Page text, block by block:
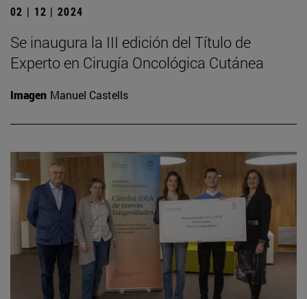
02 | 12 | 2024
Se inaugura la III edición del Título de
Experto en Cirugía Oncológica Cutánea
Imagen Manuel Castells